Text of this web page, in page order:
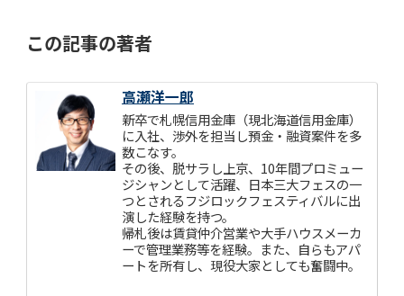
この記事の著者
高瀬洋一郎
新卒で札幌信用金庫（現北海道信用金庫）
に入社、渉外を担当し預金・融資案件を多
数こなす。
その後、脱サラし上京、10年間プロミュー
ジシャンとして活躍、日本三大フェスの一
つとされるフジロックフェスティバルに出
演した経験を持つ。
帰札後は賃貸仲介営業や大手ハウスメーカ
ーで管理業務等を経験。また、自らもアパ
ートを所有し、現役大家としても奮闘中。